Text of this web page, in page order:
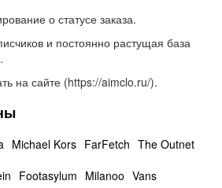
о статусе заказа.
и постоянно растущая база
на сайте (https://aimclo.ru/).
Michael Kors FarFetch The Outnet
Footasylum Milanoo Vans